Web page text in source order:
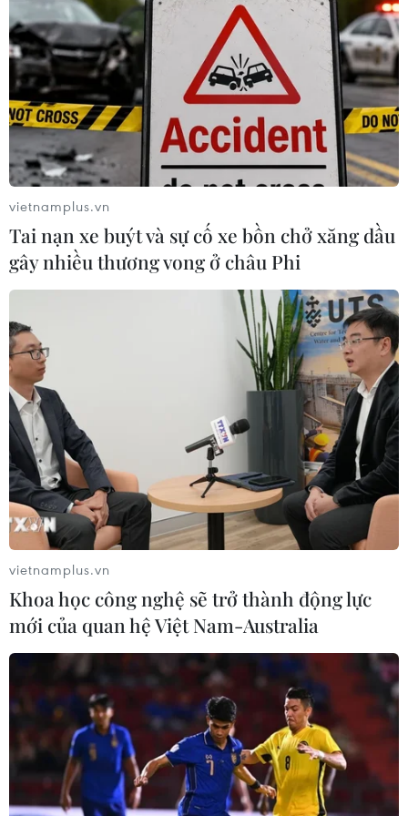
vietnamplus.vn
Tai nạn xe buýt và sự cố xe bồn chở xăng dầu
gây nhiều thương vong ở châu Phi
vietnamplus.vn
Khoa học công nghệ sẽ trở thành động lực
mới của quan hệ Việt Nam-Australia